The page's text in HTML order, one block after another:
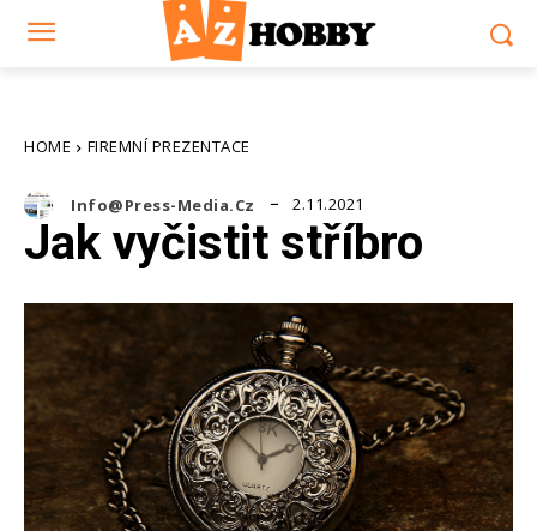
HOME FIREMNÍ PREZENTACE
Info@press-Media.cz 2.11.2021
Jak vyčistit stříbro